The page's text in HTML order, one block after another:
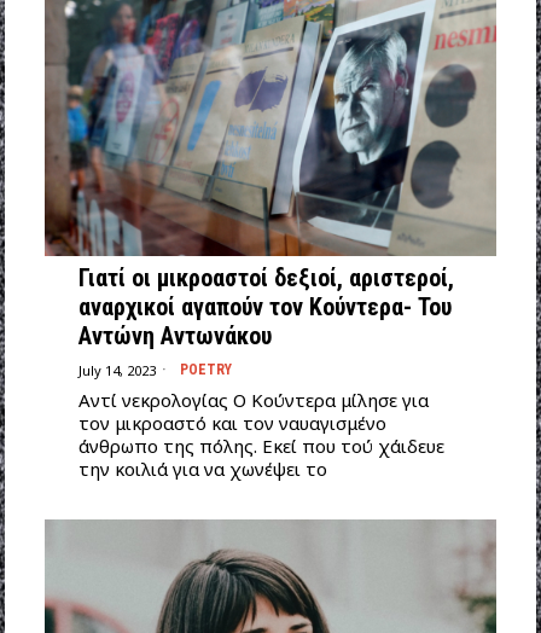
Γιατί οι μικροαστοί δεξιοί, αριστεροί,
αναρχικοί αγαπούν τον Κούντερα- Του
Αντώνη Αντωνάκου
July 14, 2023 POETRY
Aντί νεκρολογίας Ο Κούντερα μίλησε για
τον μικροαστό και τον ναυαγισμένο
άνθρωπο της πόλης. Εκεί που τού χάιδευε
την κοιλιά για να χωνέψει το